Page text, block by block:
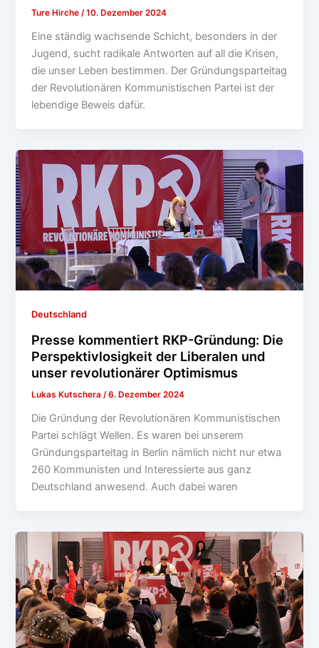
Ture Hirche/10. Dezember 2024
Eine ständig wachsende Schicht, besonders in der
Jugend, sucht radikale Antworten auf all die Krisen,
die unser Leben bestimmen. Der Gründungsparteitag
der Revolutionären Kommunistischen Partei ist der
lebendige Beweis dafür.
Deutschland
Presse kommentiert RKP-Gründung: Die
Perspektivlosigkeit der Liberalen und
unser revolutionärer Optimismus
Lukas Kutschera/6. Dezember 2024
Die Gründung der Revolutionären Kommunistischen
Partei schlägt Wellen. Es waren bei unserem
Gründungsparteitag in Berlin nämlich nicht nur etwa
260 Kommunisten und Interessierte aus ganz
Deutschland anwesend. Auch dabei waren